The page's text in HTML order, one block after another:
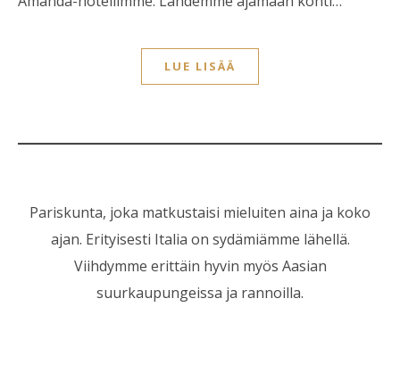
LUE LISÄÄ
Pariskunta, joka matkustaisi mieluiten aina ja koko
ajan. Erityisesti Italia on sydämiämme lähellä.
Viihdymme erittäin hyvin myös Aasian
suurkaupungeissa ja rannoilla.